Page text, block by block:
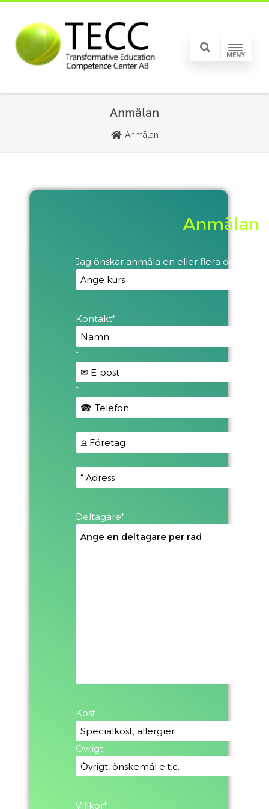
MENY
Anmälan
Anmälan
Anmälan
Jag önskar anmäla en eller flera deltagare
Kontakt*
*
*
Deltagare*
Kost
Övrigt
Villkor*